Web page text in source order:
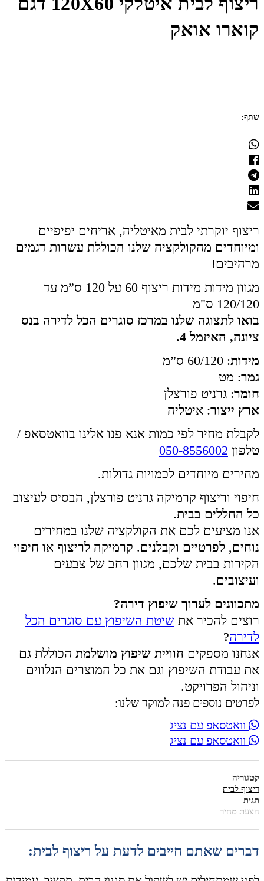
קוארו אואק
שתף:
ריצוף יוקרתי לבית מאיטליה, אריחים יפיפיים
ומיוחדים מהקולקציה שלנו הכוללת עשרות דגמים
מרהיבים!
מגוון מידות מידות ריצוף 60 על 120 ס”מ עד
120/120 ס"מ
בואו לתצוגה שלנו במרכז סוגרים הכל לדירה בנס
ציונה, האיזמל 4.
מידות: 60/120 ס”מ
גמר: מט
חומר: גרניט פורצלן
ארץ ייצור: איטליה
לקבלת מחיר לפי כמות אנא פנו אלינו בוואטסאפ /
טלפון 050-8556002
מחירים מיוחדים לכמויות גדולות.
חיפוי וריצוף קרמיקה גרניט פורצלן, הבסיס לעיצוב
כל החללים בבית.
אנו מציעים לכם את הקולקציה שלנו במחירים
נוחים, לפרטיים וקבלנים. קרמיקה לריצוף או חיפוי
הקירות בבית שלכם, מגוון רחב של צבעים
ועיצובים.
מתכוונים לערוך שיפוץ דירה?
רוצים להכיר את שיטת השיפוץ עם סוגרים הכל
לדירה?
אנחנו מספקים חוויית שיפוץ מושלמת הכוללת גם
את עבודת השיפוץ וגם את כל המוצרים הנלווים
וניהול הפרויקט.
לפרטים נוספים פנה למוקד שלנו:
וואטסאפ עם נציג
וואטסאפ עם נציג
קטגוריה
ריצוף לבית
תגית
הצעת מחיר
דברים שאתם חייבים לדעת על ריצוף לבית: